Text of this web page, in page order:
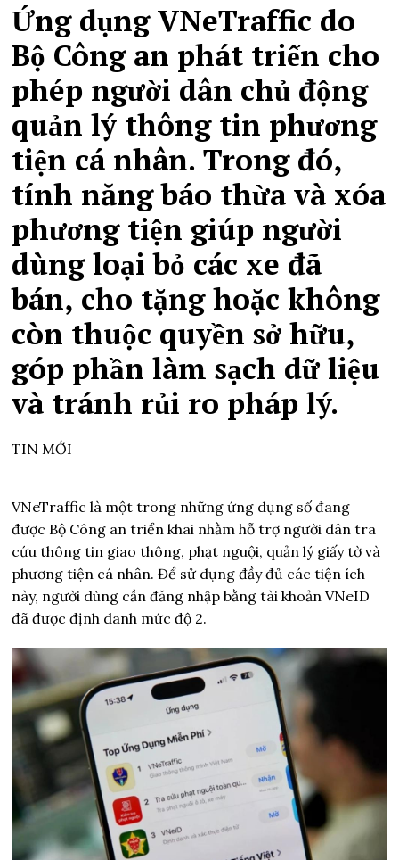
Ứng dụng VNeTraffic do
Bộ Công an phát triển cho
phép người dân chủ động
quản lý thông tin phương
tiện cá nhân. Trong đó,
tính năng báo thừa và xóa
phương tiện giúp người
dùng loại bỏ các xe đã
bán, cho tặng hoặc không
còn thuộc quyền sở hữu,
góp phần làm sạch dữ liệu
và tránh rủi ro pháp lý.
TIN MỚI
VNeTraffic là một trong những ứng dụng số đang
được Bộ Công an triển khai nhằm hỗ trợ người dân tra
cứu thông tin giao thông, phạt nguội, quản lý giấy tờ và
phương tiện cá nhân. Để sử dụng đầy đủ các tiện ích
này, người dùng cần đăng nhập bằng tài khoản VNeID
đã được định danh mức độ 2.